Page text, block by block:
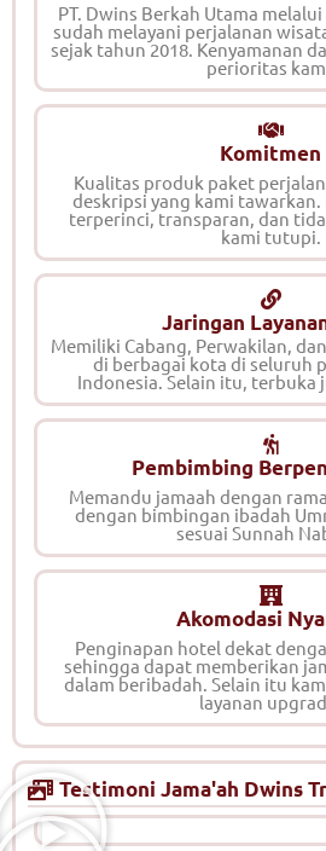
PT. Dwins Berkah Utama
sudah melayani perjalanan
sejak tahun 2018. Kenyamanan
perioritas
Komitmen
Kualitas produk paket
deskripsi yang kami
terperinci, transparan, dan
kami tutupi.
Jaringan
Memiliki Cabang, Perwakilan,
di berbagai kota di seluruh
Indonesia. Selain itu, terbuka
Pembimbing
Memandu jamaah dengan
dengan bimbingan ibadah
Akomodasi
Penginapan hotel dekat
sehingga dapat memberikan
dalam beribadah. Selain itu
layanan
Testimoni Jama'ah Dwins